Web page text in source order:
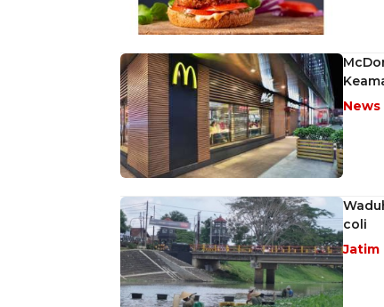
News
coli
Jatim